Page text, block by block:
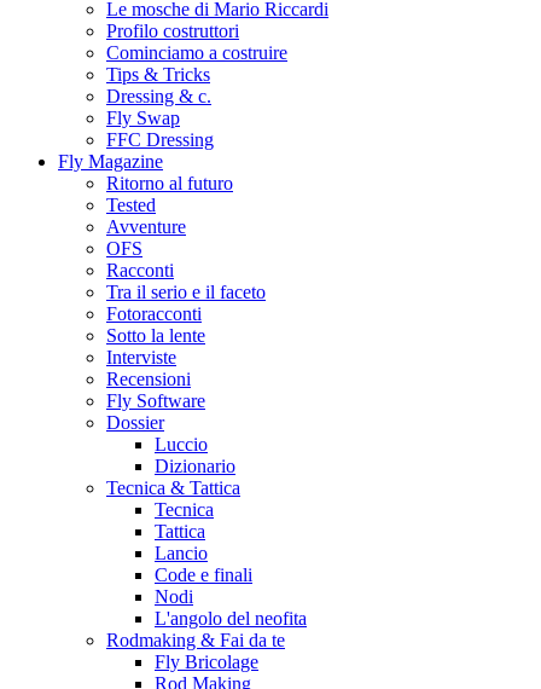
Le mosche di Mario Riccardi
Profilo costruttori
Cominciamo a costruire
Tips & Tricks
Dressing & c.
Fly Swap
FFC Dressing
Fly Magazine
Ritorno al futuro
Tested
Avventure
OFS
Racconti
Tra il serio e il faceto
Fotoracconti
Sotto la lente
Interviste
Recensioni
Fly Software
Dossier
Luccio
Dizionario
Tecnica & Tattica
Tecnica
Tattica
Lancio
Code e finali
Nodi
L'angolo del neofita
Rodmaking & Fai da te
Fly Bricolage
Rod Making